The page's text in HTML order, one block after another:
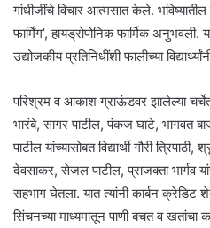
गांधीजींचे विचार आत्मसात केले.
फार्मिंग’, हायड्रोपोनिक फार्मिक
उद्योजकीय प्रतिनिधींशी फालीच्या
परिश्रम व आकाश ग्राऊंडवर झालेल्या
भारंबे, सागर पाटील, पंकज घाटे, भागवत
पाटील यांच्यासोबत विद्यार्थी गौरी त्रिपाठी,
देवसाकर, सेजल पाटील, प्राजक्ता भार्गव
सहभाग घेतला. यात त्यांनी कार्बन क्रेडिट
सिंचनच्या माध्यमातून पाणी बचत व खतांचा